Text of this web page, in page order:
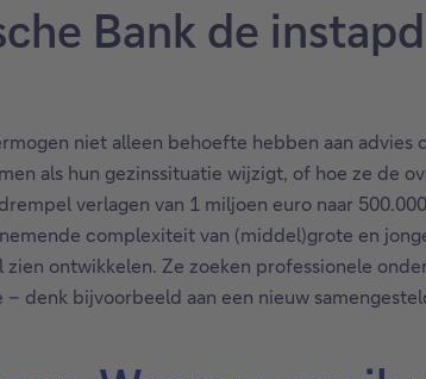
Bank de
niet alleen behoefte hebben aan
als hun gezinssituatie wijzigt, of hoe ze de
verlagen van 1 miljoen euro naar
complexiteit van (middel)grote en
ontwikkelen. Ze zoeken professionele
denk bijvoorbeeld aan een nieuw